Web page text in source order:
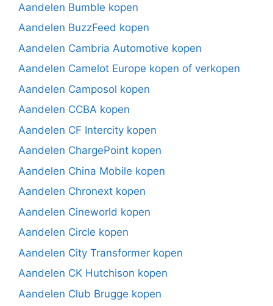
Aandelen Bumble kopen
Aandelen BuzzFeed kopen
Aandelen Cambria Automotive kopen
Aandelen Camelot Europe kopen of verkopen
Aandelen Camposol kopen
Aandelen CCBA kopen
Aandelen CF Intercity kopen
Aandelen ChargePoint kopen
Aandelen China Mobile kopen
Aandelen Chronext kopen
Aandelen Cineworld kopen
Aandelen Circle kopen
Aandelen City Transformer kopen
Aandelen CK Hutchison kopen
Aandelen Club Brugge kopen